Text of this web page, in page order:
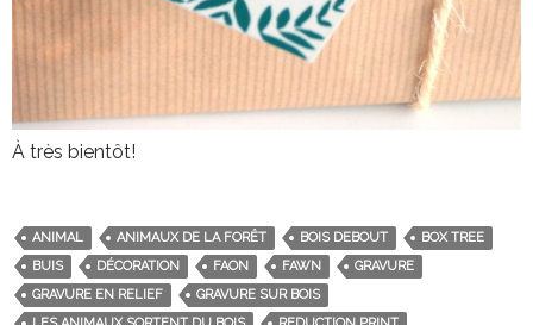
À très bientôt!
ANIMAL ANIMAUX DE LA FORÊT BOIS DEBOUT
BOX TREE
BUIS
DÉCORATION FAON FAWN
GRAVURE
GRAVURE EN RELIEF
GRAVURE SUR BOIS